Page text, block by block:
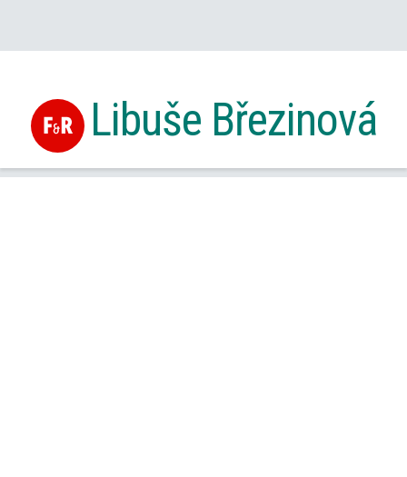
Libuše Březinová